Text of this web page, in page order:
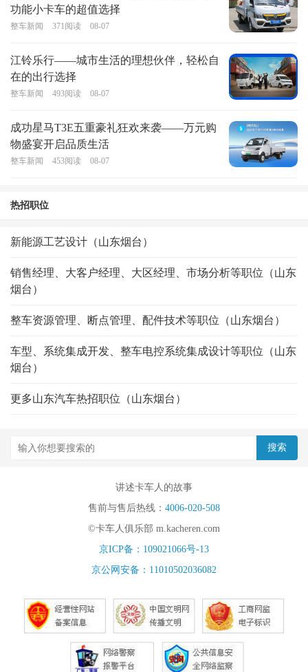
功能小卡车的超值选择
整车新闻 371阅读 08-07
江铃乐行——城市生活的理想伙伴，轻松自
在的出行选择
整车新闻 493阅读 08-07
成功星马T3E五重豪礼狂欢来袭——万元购
物盛宴开启品质生活
整车新闻 453阅读 08-07
热招职位
新能源工艺设计（山东烟台）
销售经理、大客户经理、大区经理、市场分析等职位（山东
烟台）
整车资源管理、断点管理、配件技术等职位（山东烟台）
车型、系统集成开发、整车电控系统集成设计等职位（山东
烟台）
更多山东汽车热招职位（山东烟台）
讲述卡车人的故事
售前与售后热线： 4006-020-508
©卡车人俱乐部 m.kacheren.com
京ICP备：109021066号-13
京公网安备：11010502036082